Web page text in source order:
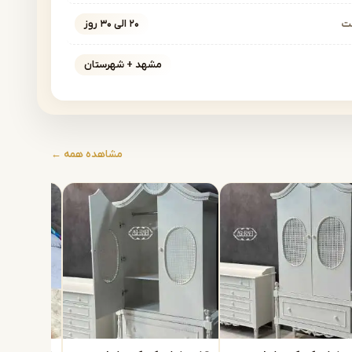
۲۰ الی ۳۰ روز
مشهد + شهرستان
مشاهده همه ←